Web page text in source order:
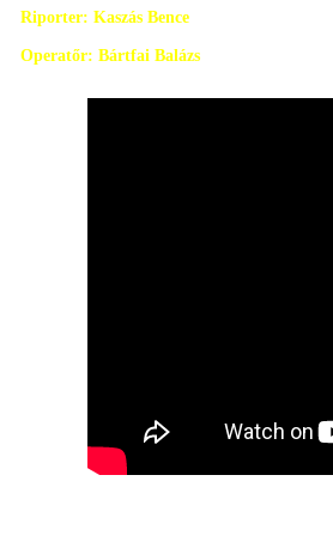
Riporter: Kaszás Bence
Operatőr: Bártfai Balázs